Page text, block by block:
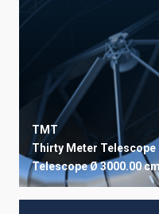
TMT
Thirty Meter Telescope
TelescopeØ 3000.00